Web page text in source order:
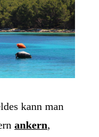
kann man
ankern,